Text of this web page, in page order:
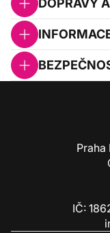
DOPRAVY
Praha
IČ: